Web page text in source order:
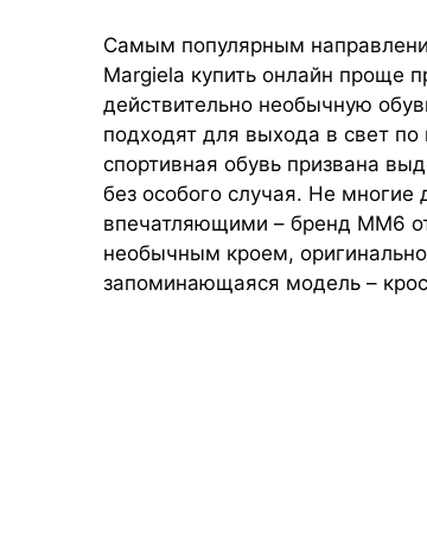
Самым популярным
Margiela купить онлайн проще
действительно необычную
подходят для выхода в свет
спортивная обувь призвана
без особого случая. Не
впечатляющими – бренд ММ6
необычным кроем,
запоминающаяся модель –